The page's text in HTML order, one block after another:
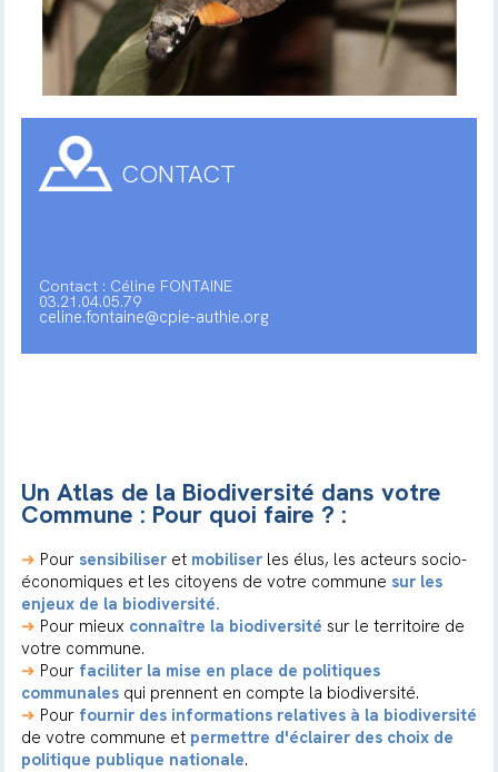
CONTACT
Contact : Céline FONTAINE
03.21.04.05.79
celine.fontaine@cpie-authie.org
Un Atlas de la Biodiversité dans votre
Commune : Pour quoi faire ? :
➜ Pour sensibiliseret mobiliser les élus, les acteurs socio-
économiques et les citoyens de votre commune sur les
enjeux de la biodiversité.
➜ Pour mieux connaître la biodiversité sur le territoire de
votre commune.
➜ Pour faciliter la mise en place de politiques
communales qui prennent en compte la biodiversité.
➜ Pour fournir des informations relatives à la biodiversité
de votre commune et permettre d'éclairer des choix de
politique publique nationale.